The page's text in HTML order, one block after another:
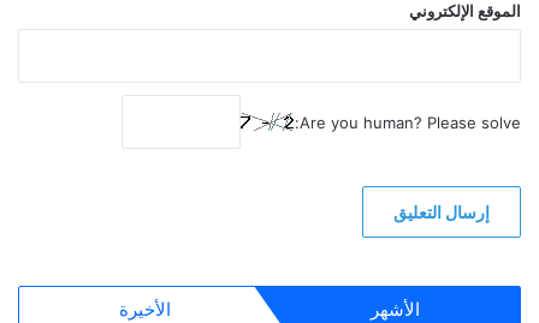
الموقع الإلكتروني
Are you human? Please solve:
الأشهر الأخيرة